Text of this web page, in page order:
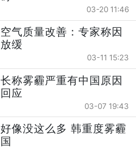
03-20 11:46
气质量改善：专家称因
缓
03-11 15:23
称雾霾严重有中国原因
应
03-07 19:43
像没这么多 韩重度雾霾